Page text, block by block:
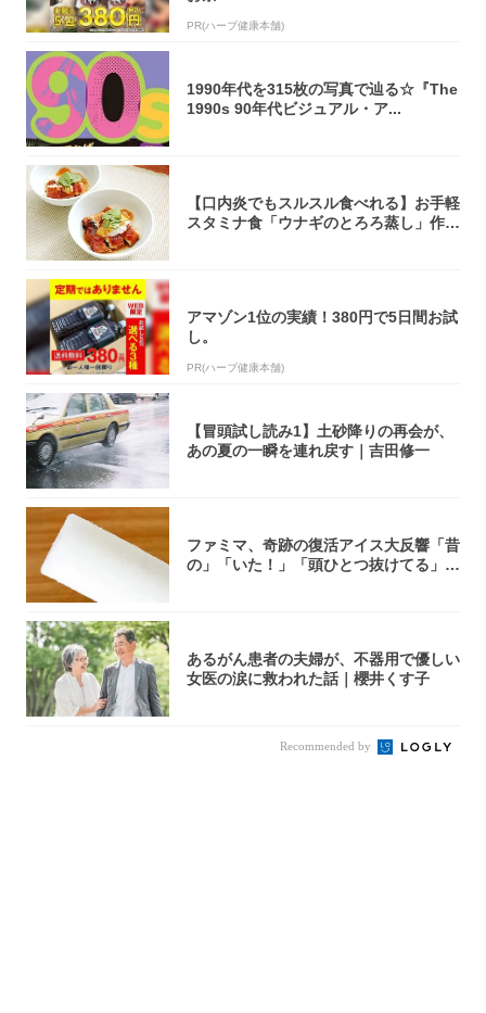
PR(ハーブ健康本舗)
1990年代を315枚の写真で辿る☆『The
1990s 90年代ビジュアル・ア...
【口内炎でもスルスル食べれる】お手軽
スタミナ食「ウナギのとろろ蒸し」作っ
アマゾン1位の実績！380円で5日間お試
し。
PR(ハーブ健康本舗)
【冒頭試し読み1】土砂降りの再会が、
あの夏の一瞬を連れ戻す｜吉田修一
ファミマ、奇跡の復活アイス大反響「昔
の」「いた！」「頭ひとつ抜けてる」
あるがん患者の夫婦が、不器用で優しい
女医の涙に救われた話｜櫻井くす子
Recommended by